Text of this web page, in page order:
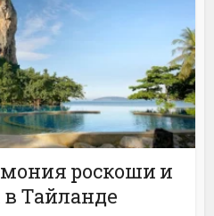
роскоши и
Тайланде